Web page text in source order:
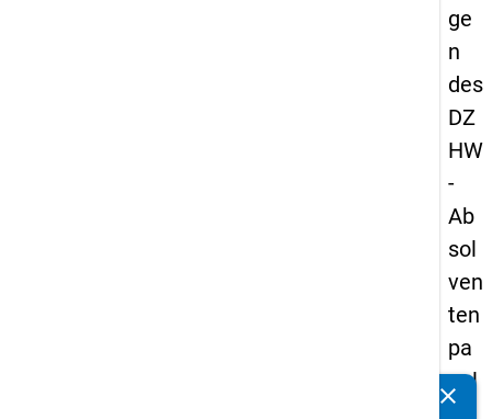
ge
n
des
DZ
HW
-
Ab
sol
ven
ten
pa
nel
clear